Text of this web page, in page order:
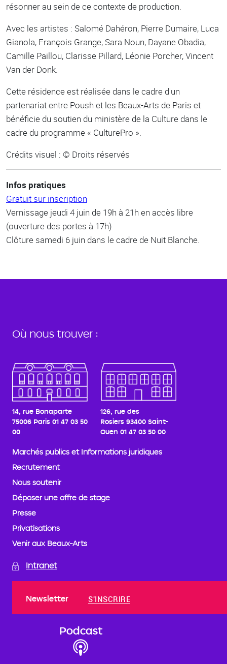
résonner au sein de ce contexte de production.
Avec les artistes : Salomé Dahéron, Pierre Dumaire, Luca
Gianola, François Grange, Sara Noun, Dayane Obadia,
Camille Paillou, Clarisse Pillard, Léonie Porcher, Vincent
Van der Donk.
Cette résidence est réalisée dans le cadre d'un
partenariat entre Poush et les Beaux-Arts de Paris et
bénéficie du soutien du ministère de la Culture dans le
cadre du programme « CulturePro ».
Crédits visuel : © Droits réservés
Infos pratiques
Gratuit sur inscription
Vernissage jeudi 4 juin de 19h à 21h en accès libre
(ouverture des portes à 17h)
Clôture samedi 6 juin dans le cadre de Nuit Blanche.
Où nous trouver :
14, rue Bonaparte
75006 Paris 01 47 03 50
00
126, rue des
Rosiers 93400 Saint-
Ouen 01 47 03 50 00
Marchés publics et Informations juridiques
Recrutement
Nous soutenir
Déposer une offre de stage
Presse
Privatisations
Venir aux Beaux-Arts
Intranet
Newsletter S'INSCRIRE
Podcast